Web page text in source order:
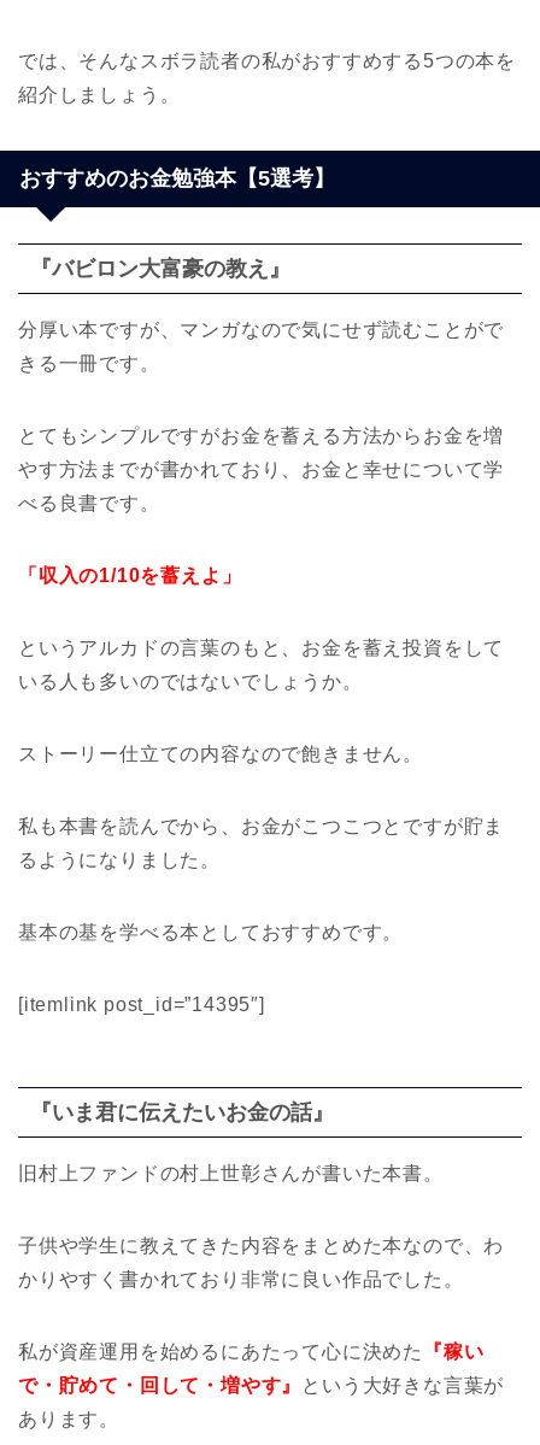
では、そんなスボラ読者の私がおすすめする5つの本を
紹介しましょう。
おすすめのお金勉強本【5選考】
『バビロン大富豪の教え』
分厚い本ですが、マンガなので気にせず読むことがで
きる一冊です。
とてもシンプルですがお金を蓄える方法からお金を増
やす方法までが書かれており、お金と幸せについて学
べる良書です。
「収入の1/10を蓄えよ」
というアルカドの言葉のもと、お金を蓄え投資をして
いる人も多いのではないでしょうか。
ストーリー仕立ての内容なので飽きません。
私も本書を読んでから、お金がこつこつとですが貯ま
るようになりました。
基本の基を学べる本としておすすめです。
[itemlink post_id=”14395″]
『いま君に伝えたいお金の話』
旧村上ファンドの村上世彰さんが書いた本書。
子供や学生に教えてきた内容をまとめた本なので、わ
かりやすく書かれており非常に良い作品でした。
私が資産運用を始めるにあたって心に決めた
『稼い
で・貯めて・回して・増やす』
という大好きな言葉が
あります。